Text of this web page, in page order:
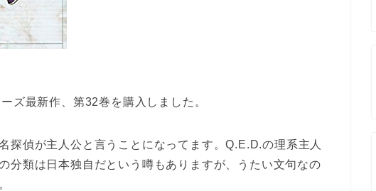
ズ最新作、第32巻を購入しました。
探偵が主人公と言うことになってます。Q.E.D.の理系主人
分類は日本独自だという噂もありますが、うたい文句なの